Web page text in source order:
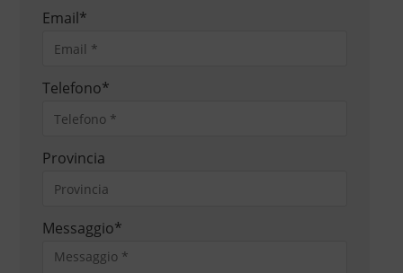
Email*
Telefono*
Provincia
Messaggio*